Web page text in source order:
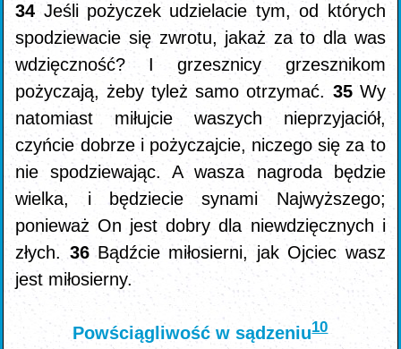
34 Jeśli pożyczek udzielacie tym, od których
spodziewacie się zwrotu, jakaż za to dla was
wdzięczność? I grzesznicy grzesznikom
pożyczają, żeby tyleż samo otrzymać. 35 Wy
natomiast miłujcie waszych nieprzyjaciół,
czyńcie dobrze i pożyczajcie, niczego się za to
nie spodziewając. A wasza nagroda będzie
wielka, i będziecie synami Najwyższego;
ponieważ On jest dobry dla niewdzięcznych i
złych. 36Bądźcie miłosierni, jak Ojciec wasz
jest miłosierny.
Powściągliwość w sądzeniu10